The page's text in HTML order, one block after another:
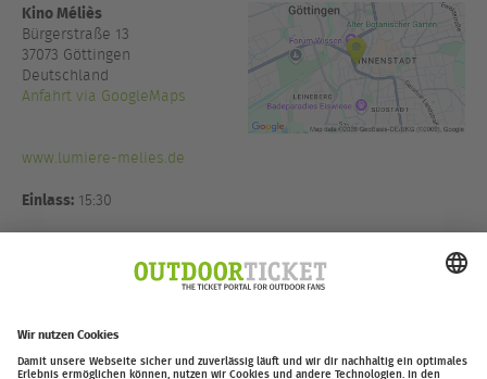
Kino Méliès
Bürgerstraße 13
37073 Göttingen
Deutschland
Anfahrt via GoogleMaps
www.lumiere-melies.de
Einlass: 15:30
Eventmanagement in Koop mit
Moving Adventures Medien